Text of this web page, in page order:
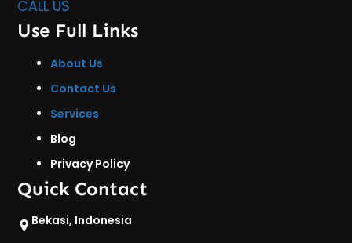
CALL US
Use Full Links
About Us
Contact Us
Services
Blog
Privacy Policy
Quick Contact
Bekasi, Indonesia